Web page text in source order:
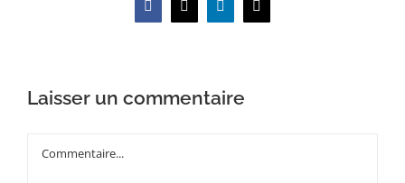
Facebook
X LinkedInEmail
Laisser un commentaire
Commentaire